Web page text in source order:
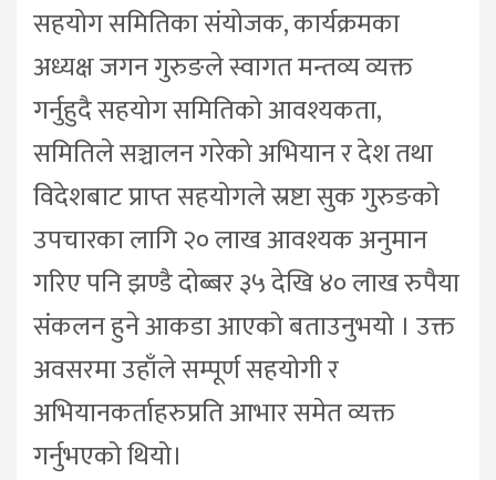
सहयोग समितिका संयोजक, कार्यक्रमका
अध्यक्ष जगन गुरुङले स्वागत मन्तव्य व्यक्त
गर्नुहुदै सहयोग समितिको आवश्यकता,
समितिले सञ्चालन गरेको अभियान र देश तथा
विदेशबाट प्राप्त सहयोगले स्रष्टा सुक गुरुङको
उपचारका लागि २० लाख आवश्यक अनुमान
गरिए पनि झण्डै दोब्बर ३५ देखि ४० लाख रुपैया
संकलन हुने आकडा आएको बताउनुभयो । उक्त
अवसरमा उहाँले सम्पूर्ण सहयोगी र
अभियानकर्ताहरुप्रति आभार समेत व्यक्त
गर्नुभएको थियो।